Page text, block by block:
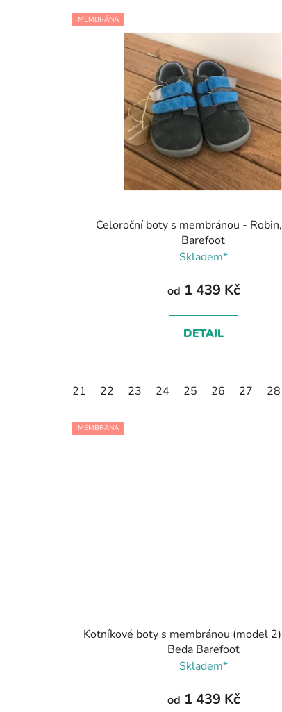
MEMBRÁNA
Celoroční boty s membránou -
Barefoot
Skladem*
od 1 439 Kč
DETAIL
21 22 23 24 25 26 27 28
MEMBRÁNA
Kotníkové boty s membránou (model
Beda Barefoot
Skladem*
od 1 439 Kč